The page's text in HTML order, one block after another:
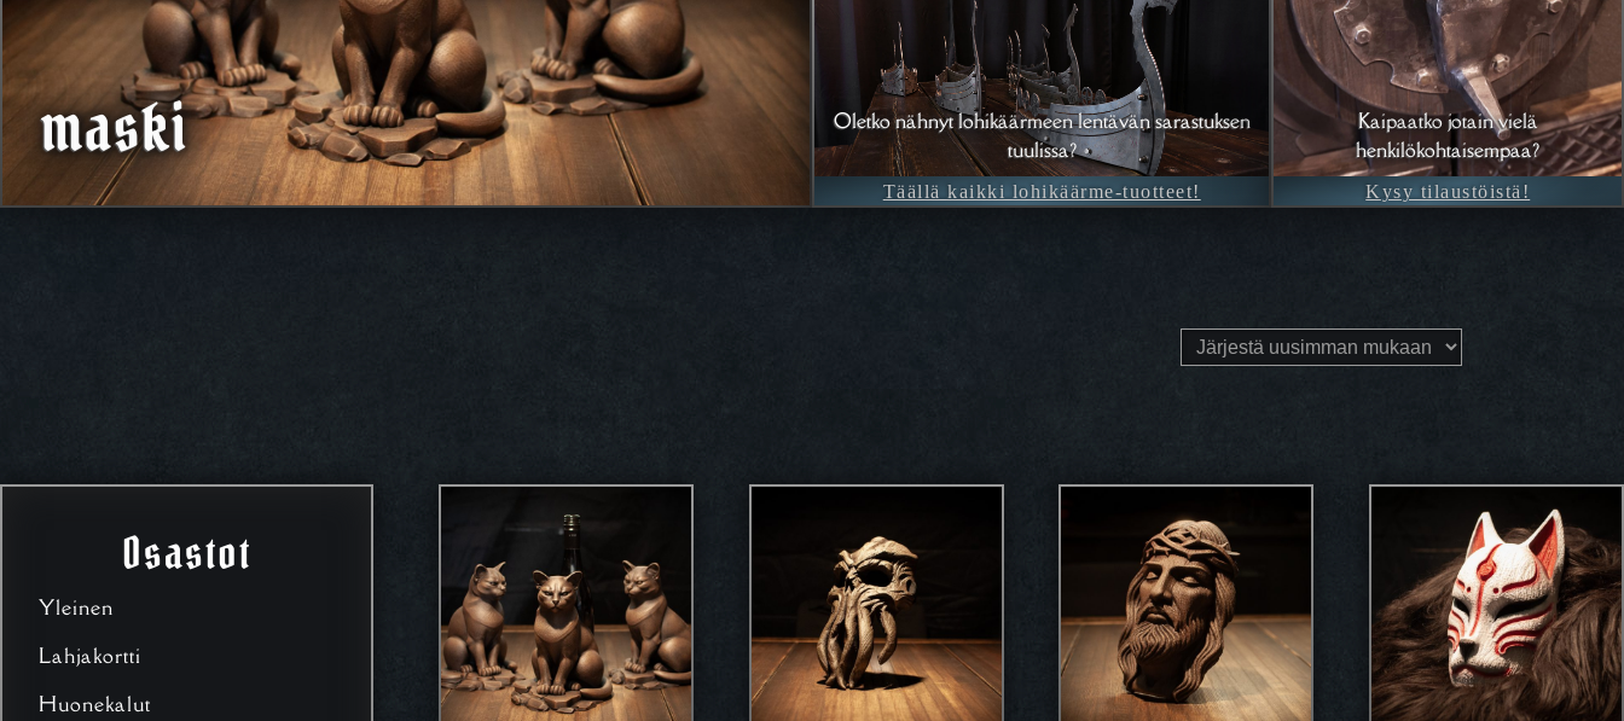
maski
Oletko nähnyt lohikäärmeen lentävän sarastuksen
tuulissa?
Täällä kaikki lohikäärme-tuotteet!
Kaipaatko jotain vielä
henkilökohtaisempaa?
Kysy tilaustöistä!
Osastot
Yleinen
Lahjakortti
Huonekalut